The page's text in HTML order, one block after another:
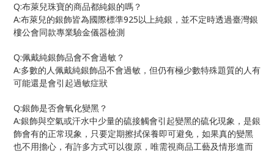
Q:布萊兒珠寶的商品都純銀的嗎？
A:布萊兒的銀飾皆為國際標準925 以上純銀，並不定時透過臺灣銀
樓公會同款專業驗金儀器檢測
Q:佩戴純銀飾品會不會過敏？
A:多數的人佩戴純銀飾品不會過敏，但仍有極少數特殊題質的人有
可能還是會引起過敏症狀
Q:銀飾是否會氧化變黑？
A:銀飾與空氣或汗水中少量的硫接觸會引起變黑的硫化現象，是銀
飾會有的正常現象，只要定期擦拭保養即可避免，如果真的變黑
也不用擔心，有許多方式可以復原，唯需視商品工藝及情形進而